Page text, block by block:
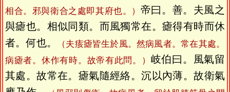
相合。邪與衛合之處即其府也。） 帝曰。善。夫風之
與瘧也。相似同類。而風獨常在。瘧得有時而休
者。何也。
（夫痎瘧皆生於風。然病風者。常在其處。
病瘧者。休作有時。故帝有此問。） 岐伯曰。風氣留
其處。故常在。瘧氣隨經絡。沉以內薄。故衛氣